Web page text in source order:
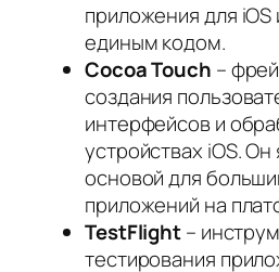
приложения для iOS
единым кодом.
Cocoa Touch –
создания
интерфейсов и
устройствах iOS. Он
основой для
приложений на
TestFlight–
тестирования